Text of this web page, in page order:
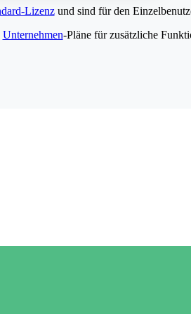
Lizenzund sind für den
Unternehmen-Pläne für zusätzliche